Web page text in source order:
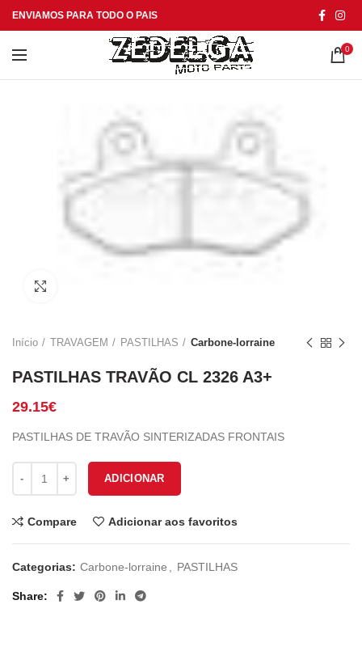
ENVIAMOS PARA TODO O PAIS
0
Início TRAVAGEM PASTILHAS Carbone-lorraine
PASTILHAS TRAVÃO CL 2326 A3+
29.15€
PASTILHAS DE TRAVÃO SINTERIZADAS FRONTAIS
Quantidade de PASTILHAS TRAVÃO CL 2326 A3+
ADICIONAR
Compare Adicionar aos favoritos
Categorias: Carbone-lorraine PASTILHAS
Share